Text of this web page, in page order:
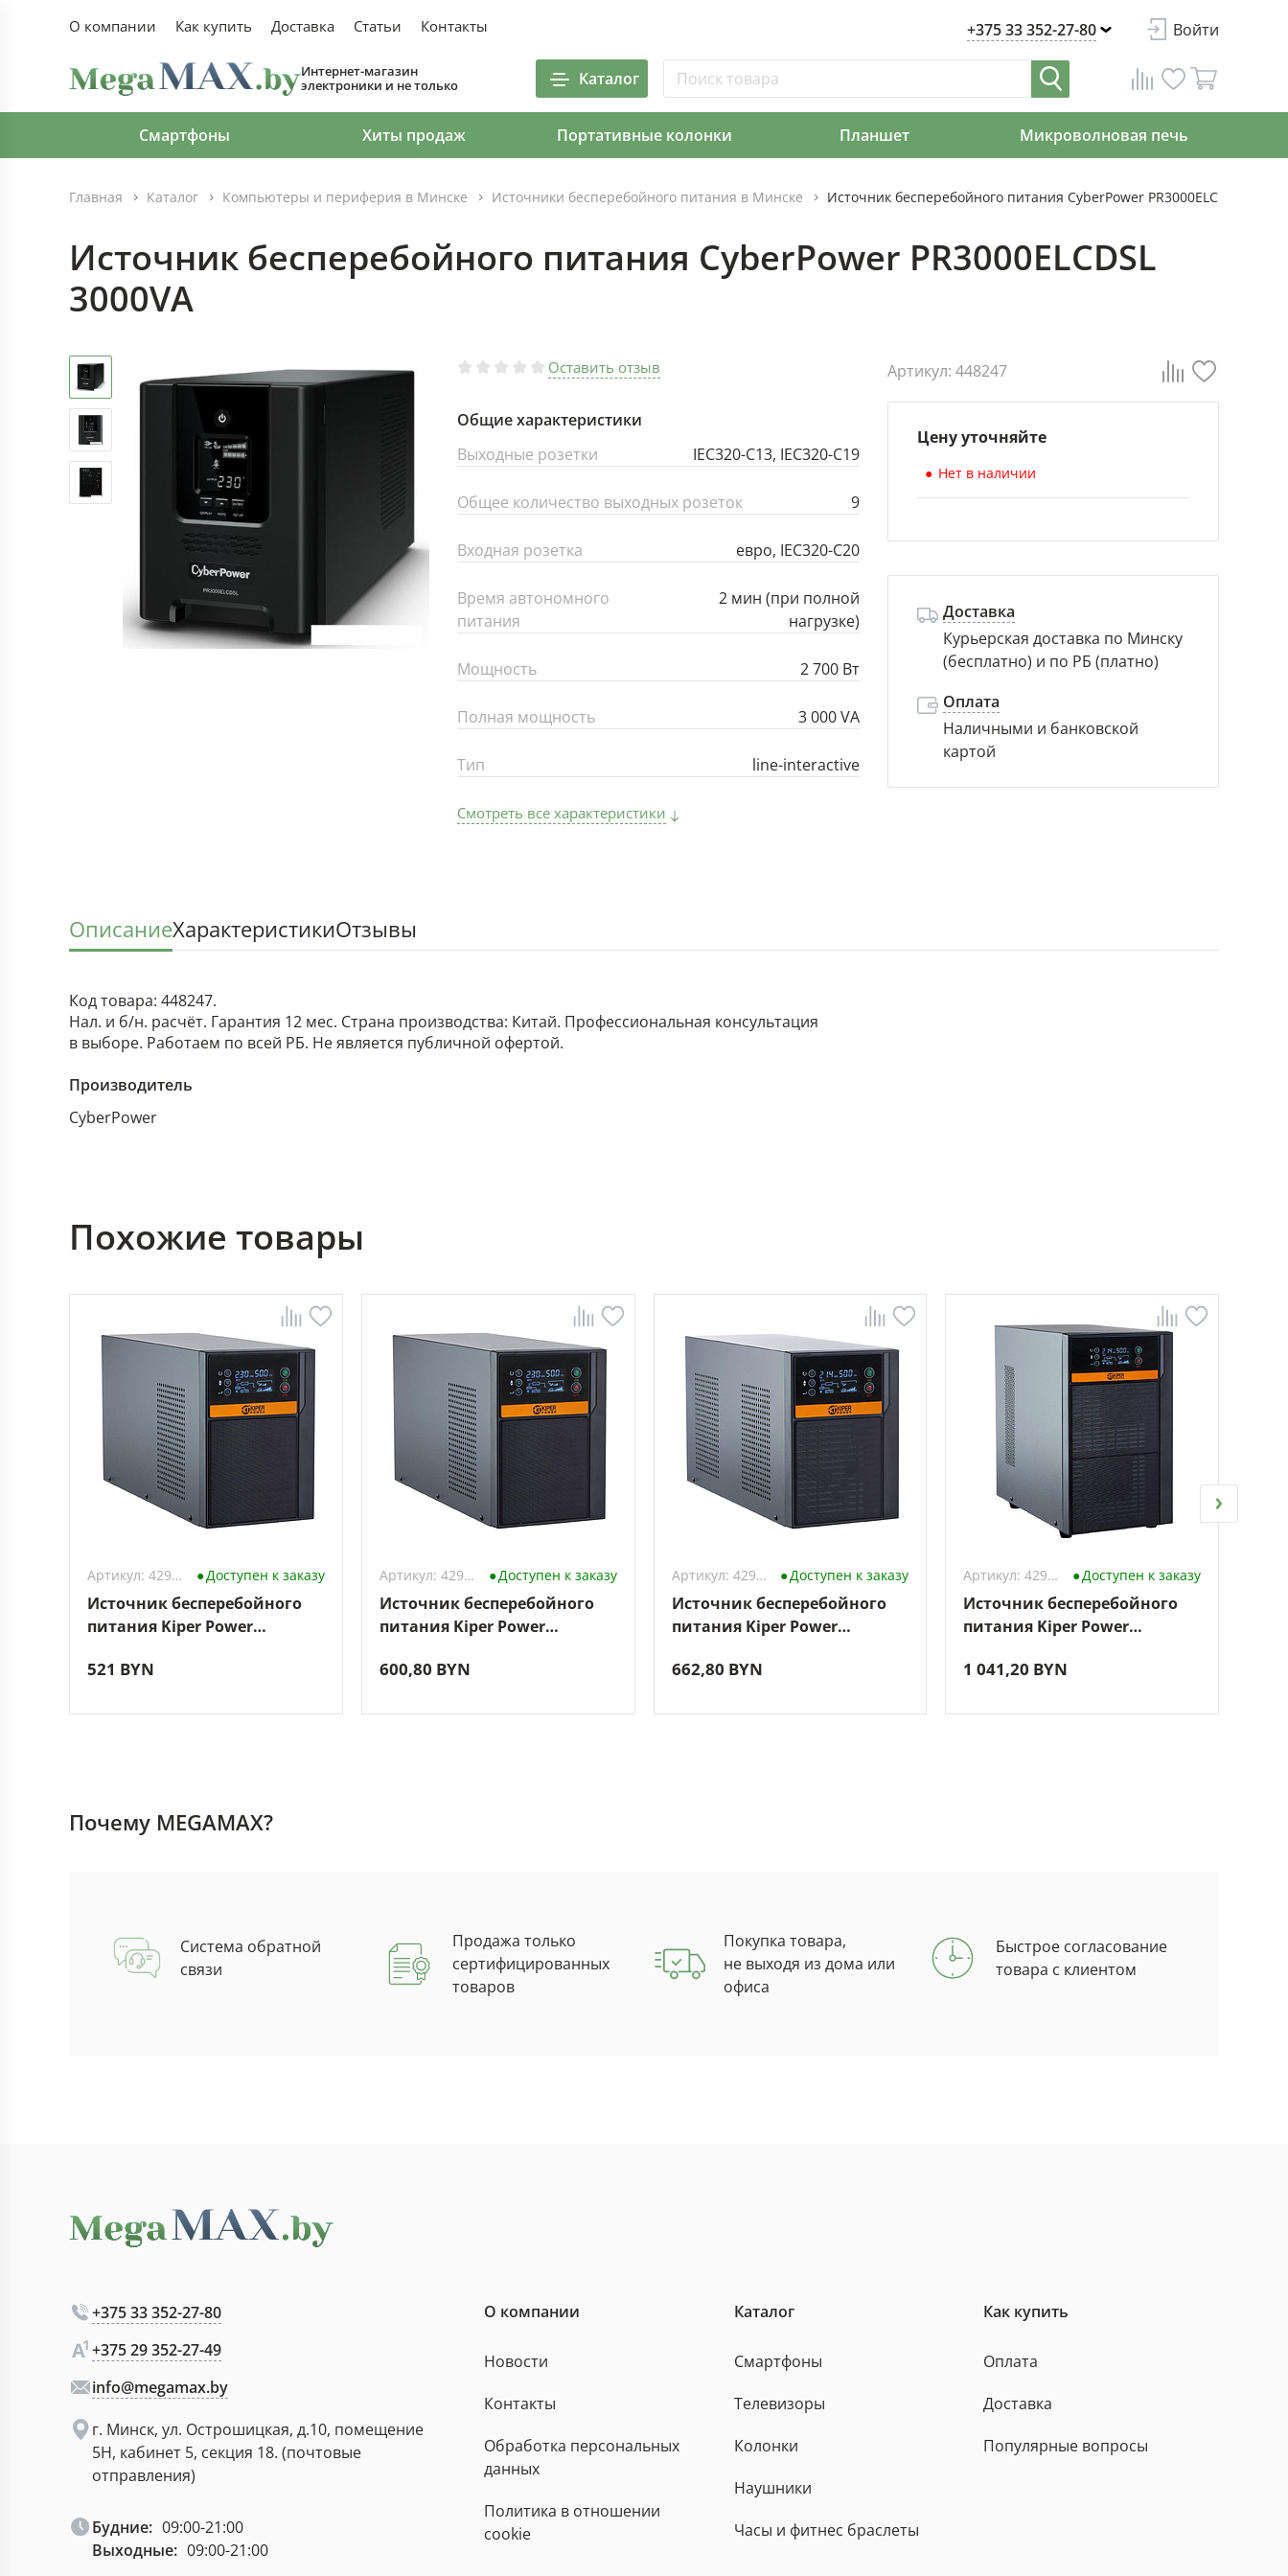
О компании Как купить Доставка Статьи Контакты +375 33 352-27-80 Войти
Интернет-магазин
электроники и не только
Каталог
Смартфоны Хиты продаж Портативные колонки Планшет Микроволновая печь
Главная Каталог Компьютеры и периферия в Минске Источники бесперебойного питания в Минске Источник бесперебойного питания CyberPower PR3000ELCDSL
Источник бесперебойного питания CyberPower PR3000ELCDSL
3000VA
Оставить отзыв
Общие характеристики
Выходные розетки
IEC320-C13, IEC320-C19
Общее количество выходных розеток 9
Входная розетка евро, IEC320-C20
Время автономного
питания
2 мин (при полной
нагрузке)
Мощность 2 700 Вт
Полная мощность 3 000 VA
Тип line-interactive
Смотреть все характеристики
Артикул: 448247
Цену уточняйте
Нет в наличии
Доставка
Курьерская доставка по Минску
(бесплатно) и по РБ (платно)
Оплата
Наличными и банковской
картой
ОписаниеХарактеристикиОтзывы
Код товара: 448247.
Нал. и б/н. расчёт. Гарантия 12 мес. Страна производства: Китай. Профессиональная консультация
в выборе. Работаем по всей РБ. Не является публичной офертой.
Производитель
CyberPower
Похожие товары
Артикул: 4298538 Доступен к заказу
Источник бесперебойного
питания Kiper Power
(1000VA/800W)
521 BYN
Артикул: 4298398 Доступен к заказу
Источник бесперебойного
питания Kiper Power
(1500VA/1200W)
600,80 BYN
Артикул: 4294645 Доступен к заказу
Источник бесперебойного
питания Kiper Power
(2000VA/1600W)
662,80 BYN
Артикул: 4294016 Доступен к заказу
Источник бесперебойного
питания Kiper Power
(3000VA/2400W)
1 041,20 BYN
Почему MEGAMAX?
Система обратной
связи
Продажа только
сертифицированных
товаров
Покупка товара,
не выходя из дома или
офиса
Быстрое согласование
товара с клиентом
+375 33 352-27-80
+375 29 352-27-49
info@megamax.by
г. Минск, ул. Острошицкая, д.10, помещение
5Н, кабинет 5, секция 18. (почтовые
отправления)
Будние: 09:00-21:00
Выходные: 09:00-21:00
О компании
Новости
Контакты
Обработка персональных
данных
Политика в отношении
cookie
Каталог
Смартфоны
Телевизоры
Колонки
Наушники
Часы и фитнес браслеты
Как купить
Оплата
Доставка
Популярные вопросы